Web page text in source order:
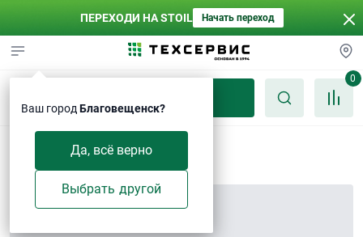
ПЕРЕХОДИ НА STOIL Начать переход
Ваш город Благовещенск?
Да, всё верно
Выбрать другой
0
Втулка